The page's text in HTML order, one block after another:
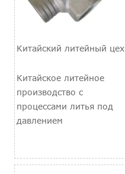
Китайский литейный цех
Китайское литейное
производство с
процессами литья под
давлением